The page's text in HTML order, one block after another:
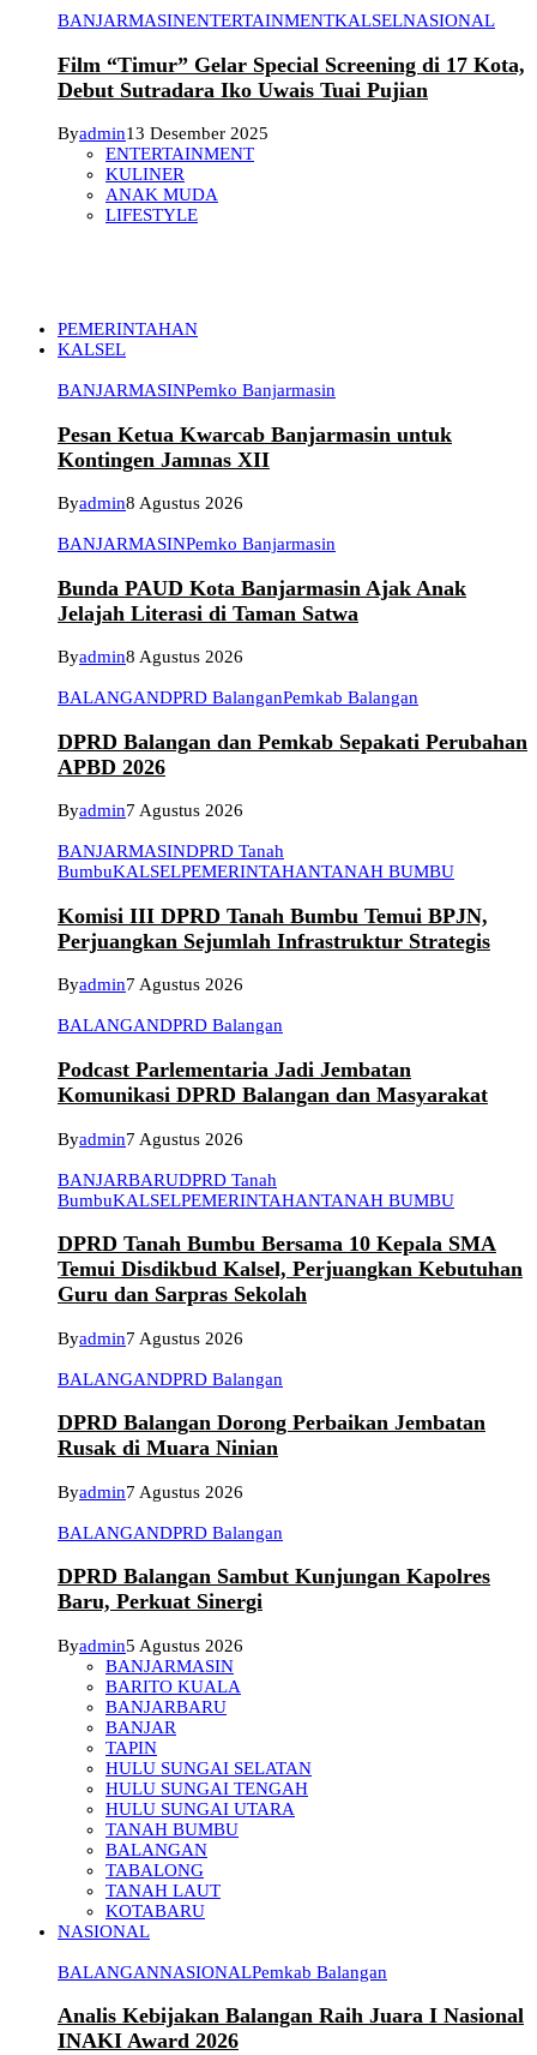
BANJARMASINENTERTAINMENTKALSELNASIONAL
Film “Timur” Gelar Special Screening di 17 Kota,
Debut Sutradara Iko Uwais Tuai Pujian
Byadmin13 Desember 2025
ENTERTAINMENT
KULINER
ANAK MUDA
LIFESTYLE
PEMERINTAHAN
KALSEL
BANJARMASINPemko Banjarmasin
Pesan Ketua Kwarcab Banjarmasin untuk
Kontingen Jamnas XII
Byadmin8 Agustus 2026
BANJARMASINPemko Banjarmasin
Bunda PAUD Kota Banjarmasin Ajak Anak
Jelajah Literasi di Taman Satwa
Byadmin8 Agustus 2026
BALANGANDPRD BalanganPemkab Balangan
DPRD Balangan dan Pemkab Sepakati Perubahan
APBD 2026
Byadmin7 Agustus 2026
BANJARMASINDPRD Tanah
BumbuKALSELPEMERINTAHANTANAH BUMBU
Komisi III DPRD Tanah Bumbu Temui BPJN,
Perjuangkan Sejumlah Infrastruktur Strategis
Byadmin7 Agustus 2026
BALANGANDPRD Balangan
Podcast Parlementaria Jadi Jembatan
Komunikasi DPRD Balangan dan Masyarakat
Byadmin7 Agustus 2026
BANJARBARUDPRD Tanah
BumbuKALSELPEMERINTAHANTANAH BUMBU
DPRD Tanah Bumbu Bersama 10 Kepala SMA
Temui Disdikbud Kalsel, Perjuangkan Kebutuhan
Guru dan Sarpras Sekolah
Byadmin7 Agustus 2026
BALANGANDPRD Balangan
DPRD Balangan Dorong Perbaikan Jembatan
Rusak di Muara Ninian
Byadmin7 Agustus 2026
BALANGANDPRD Balangan
DPRD Balangan Sambut Kunjungan Kapolres
Baru, Perkuat Sinergi
Byadmin5 Agustus 2026
BANJARMASIN
BARITO KUALA
BANJARBARU
BANJAR
TAPIN
HULU SUNGAI SELATAN
HULU SUNGAI TENGAH
HULU SUNGAI UTARA
TANAH BUMBU
BALANGAN
TABALONG
TANAH LAUT
KOTABARU
NASIONAL
BALANGANNASIONALPemkab Balangan
Analis Kebijakan Balangan Raih Juara I Nasional
INAKI Award 2026